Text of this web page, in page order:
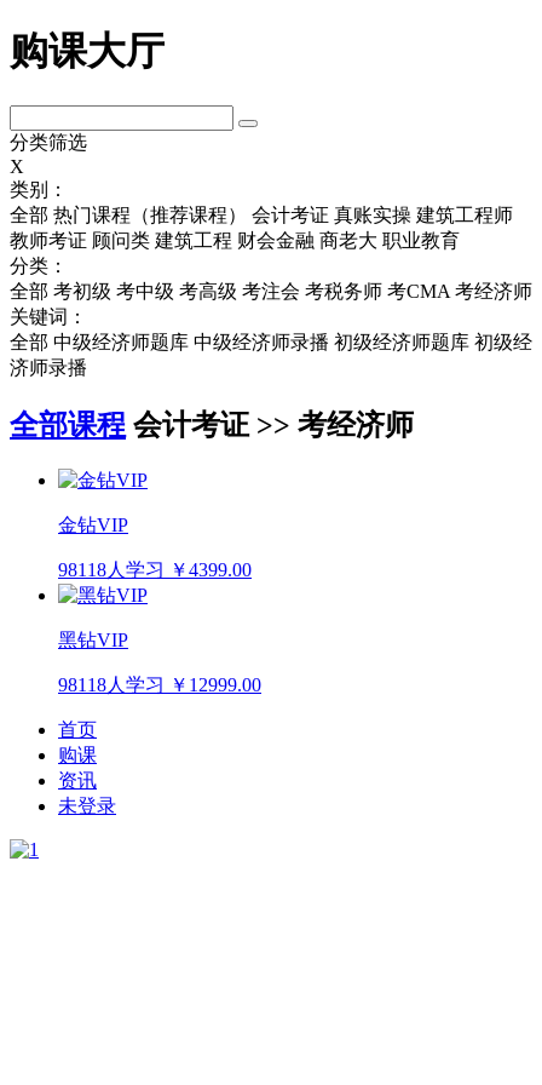
购课大厅
分类筛选
X
类别：
全部 热门课程（推荐课程） 会计考证 真账实操 建筑工程师
教师考证 顾问类 建筑工程 财会金融 商老大 职业教育
分类：
全部 考初级 考中级 考高级 考注会 考税务师 考CMA 考经济师
关键词：
全部 中级经济师题库 中级经济师录播 初级经济师题库 初级经
济师录播
全部课程 会计考证 >> 考经济师
金钻VIP
98118人学习 ￥4399.00
黑钻VIP
98118人学习 ￥12999.00
首页
购课
资讯
未登录